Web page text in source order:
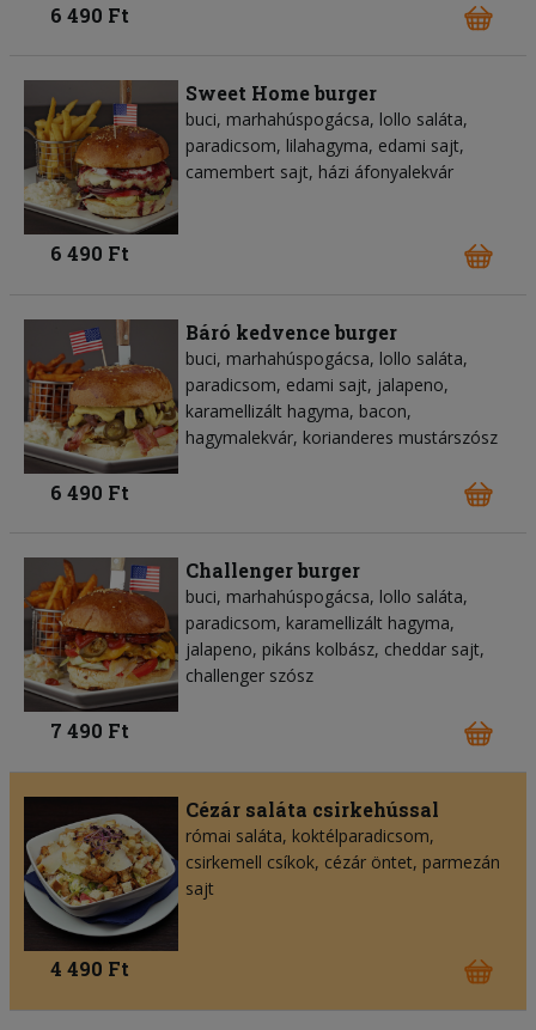
6 490 Ft
Sweet Home burger
buci, marhahúspogácsa, lollo saláta,
paradicsom, lilahagyma, edami sajt,
camembert sajt, házi áfonyalekvár
6 490 Ft
Báró kedvence burger
buci, marhahúspogácsa, lollo saláta,
paradicsom, edami sajt, jalapeno,
karamellizált hagyma, bacon,
hagymalekvár, korianderes mustárszósz
6 490 Ft
Challenger burger
buci, marhahúspogácsa, lollo saláta,
paradicsom, karamellizált hagyma,
jalapeno, pikáns kolbász, cheddar sajt,
challenger szósz
7 490 Ft
Cézár saláta csirkehússal
római saláta, koktélparadicsom,
csirkemell csíkok, cézár öntet, parmezán
sajt
4 490 Ft